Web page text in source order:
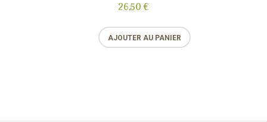
26,50 €
AJOUTER AU PANIER